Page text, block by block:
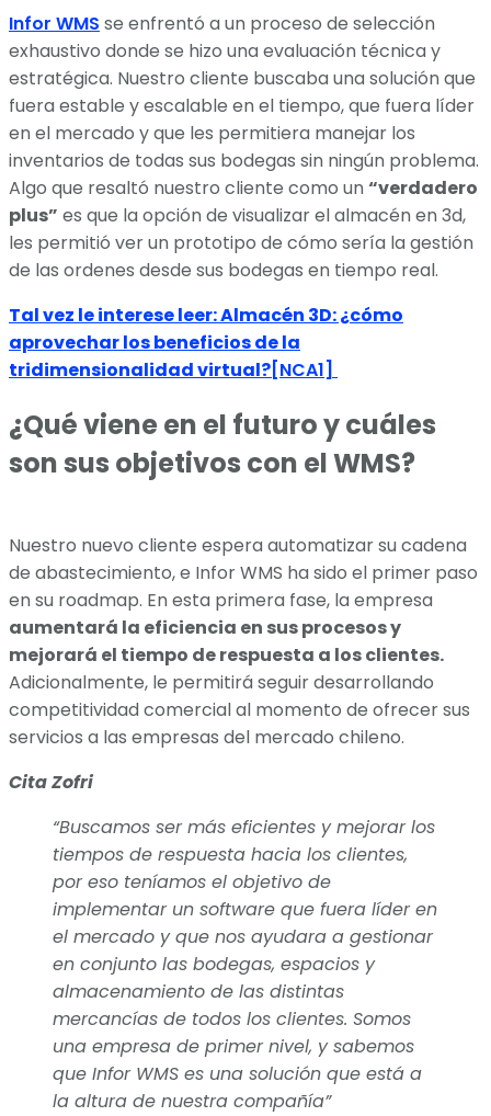
Infor WMS se enfrentó a un proceso de selección
exhaustivo donde se hizo una evaluación técnica y
estratégica. Nuestro cliente buscaba una solución que
fuera estable y escalable en el tiempo, que fuera líder
en el mercado y que les permitiera manejar los
inventarios de todas sus bodegas sin ningún problema.
Algo que resaltó nuestro cliente como un“verdadero
plus” es que la opción de visualizar el almacén en 3d,
les permitió ver un prototipo de cómo sería la gestión
de las ordenes desde sus bodegas en tiempo real.
Tal vez le interese leer: Almacén 3D: ¿cómo
aprovechar los beneficios de la
tridimensionalidad virtual?[NCA1]
¿Qué viene en el futuro y cuáles
son sus objetivos con el WMS?
Nuestro nuevo cliente espera automatizar su cadena
de abastecimiento, e Infor WMS ha sido el primer paso
en su roadmap. En esta primera fase, la empresa
aumentará la eficiencia en sus procesos y
mejorará el tiempo de respuesta a los clientes.
Adicionalmente, le permitirá seguir desarrollando
competitividad comercial al momento de ofrecer sus
servicios a las empresas del mercado chileno.
Cita Zofri
“Buscamos ser más eficientes y mejorar los
tiempos de respuesta hacia los clientes,
por eso teníamos el objetivo de
implementar un software que fuera líder en
el mercado y que nos ayudara a gestionar
en conjunto las bodegas, espacios y
almacenamiento de las distintas
mercancías de todos los clientes. Somos
una empresa de primer nivel, y sabemos
que Infor WMS es una solución que está a
la altura de nuestra compañía”